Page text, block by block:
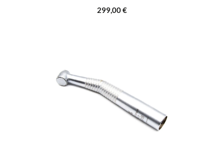
Regulärer Preis:
299,00 €